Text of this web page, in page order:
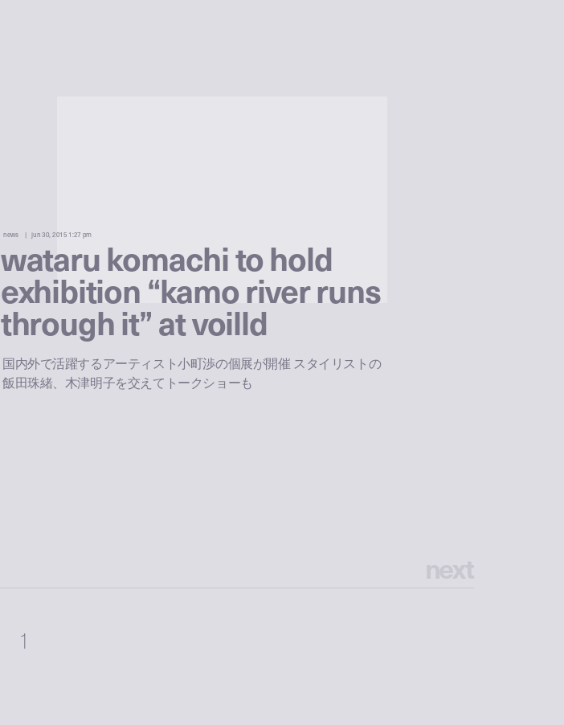
news jun 30, 2015 1:27 pm
wataru komachi to hold
exhibition “kamo river runs
through it” at voilld
国内外で活躍するアーティスト小町渉の個展が開催 スタイリストの
飯田珠緒、木津明子を交えてトークショーも
1